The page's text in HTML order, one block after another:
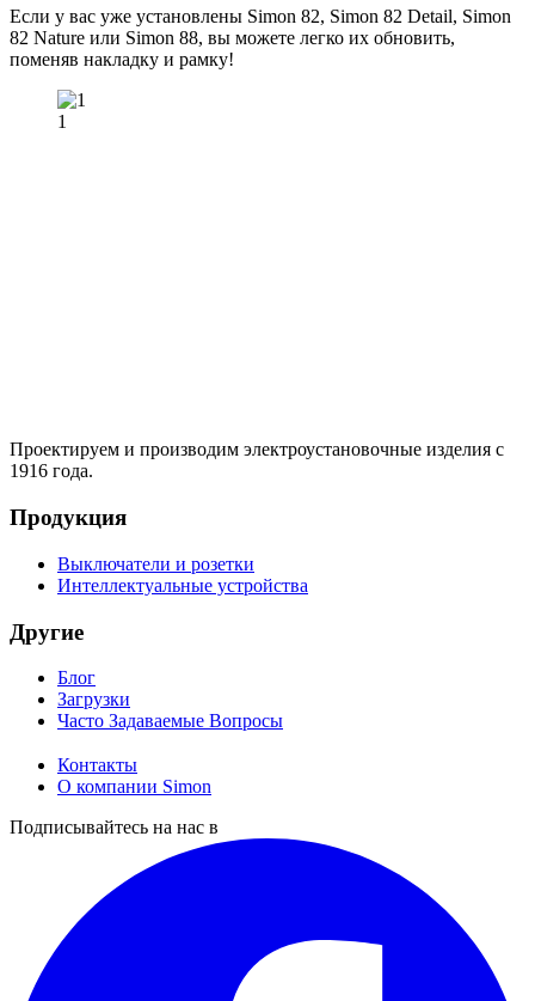
Если у вас уже установлены Simon 82, Simon 82 Detail, Simon
82 Nature или Simon 88, вы можете легко их обновить,
поменяв накладку и рамку!
1
Проектируем и производим электроустановочные изделия с
1916 года.
Продукция
Выключатели и розетки
Интеллектуальные устройства
Другие
Блог
Загрузки
Часто Задаваемые Вопросы
Контакты
О компании Simon
Подписывайтесь на нас в